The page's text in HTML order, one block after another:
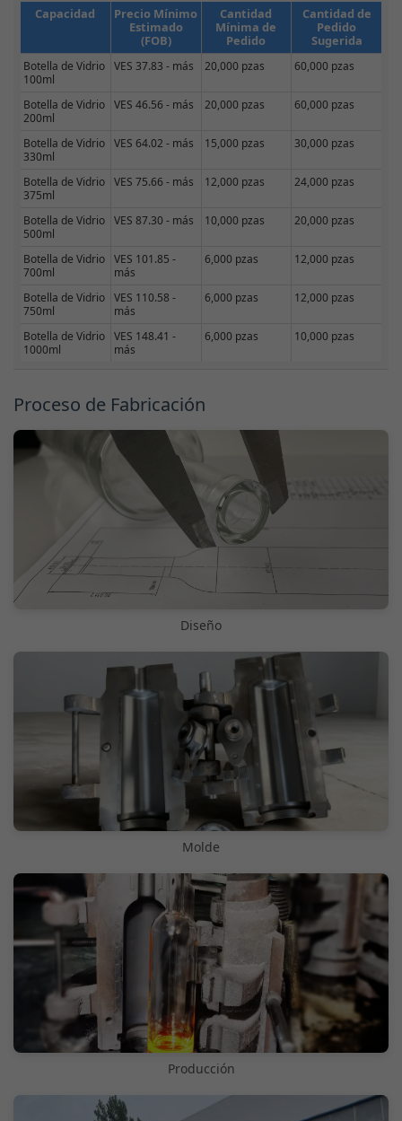
Capacidad
Precio Mínimo
Estimado
(FOB)
Cantidad
Mínima de
Pedido
Cantidad de
Pedido
Sugerida
Botella de Vidrio
100ml
VES 37.83 - más 20,000 pzas 60,000 pzas
Botella de Vidrio
200ml
VES 46.56 - más 20,000 pzas 60,000 pzas
Botella de Vidrio
330ml
VES 64.02 - más 15,000 pzas 30,000 pzas
Botella de Vidrio
375ml
VES 75.66 - más 12,000 pzas 24,000 pzas
Botella de Vidrio
500ml
VES 87.30 - más 10,000 pzas 20,000 pzas
Botella de Vidrio
700ml
VES 101.85 -
más
6,000 pzas 12,000 pzas
Botella de Vidrio
750ml
VES 110.58 -
más
6,000 pzas 12,000 pzas
Botella de Vidrio
1000ml
VES 148.41 -
más
6,000 pzas 10,000 pzas
Proceso de Fabricación
Diseño
Molde
Producción